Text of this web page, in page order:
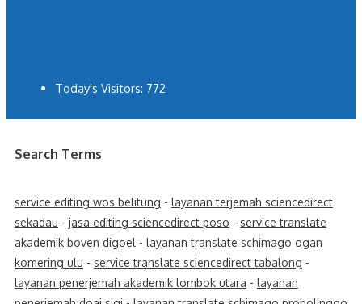
Today's Visitors: 772
Search Terms
service editing wos belitung - layanan terjemah sciencedirect
sekadau - jasa editing sciencedirect poso - service translate
akademik boven digoel - layanan translate schimago ogan
komering ulu - service translate sciencedirect tabalong -
layanan penerjemah akademik lombok utara - layanan